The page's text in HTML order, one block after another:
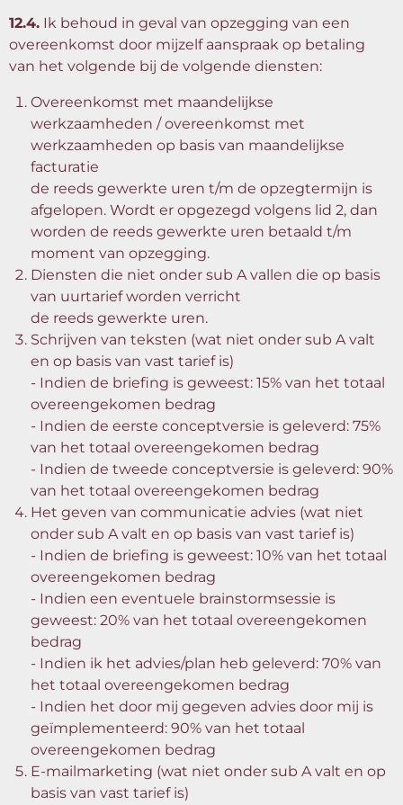
12.4. Ik behoud in geval van opzegging van een
overeenkomst door mijzelf aanspraak op betaling
van het volgende bij de volgende diensten:
Overeenkomst met maandelijkse
werkzaamheden / overeenkomst met
werkzaamheden op basis van maandelijkse
facturatie
de reeds gewerkte uren t/m de opzegtermijn is
afgelopen. Wordt er opgezegd volgens lid 2, dan
worden de reeds gewerkte uren betaald t/m
moment van opzegging.
Diensten die niet onder sub A vallen die op basis
van uurtarief worden verricht
de reeds gewerkte uren.
Schrijven van teksten (wat niet onder sub A valt
en op basis van vast tarief is)
- Indien de briefing is geweest: 15% van het totaal
overeengekomen bedrag
- Indien de eerste conceptversie is geleverd: 75%
van het totaal overeengekomen bedrag
- Indien de tweede conceptversie is geleverd: 90%
van het totaal overeengekomen bedrag
Het geven van communicatie advies (wat niet
onder sub A valt en op basis van vast tarief is)
- Indien de briefing is geweest: 10% van het totaal
overeengekomen bedrag
- Indien een eventuele brainstormsessie is
geweest: 20% van het totaal overeengekomen
bedrag
- Indien ik het advies/plan heb geleverd: 70% van
het totaal overeengekomen bedrag
- Indien het door mij gegeven advies door mij is
geïmplementeerd: 90% van het totaal
overeengekomen bedrag
E-mailmarketing (wat niet onder sub A valt en op
basis van vast tarief is)